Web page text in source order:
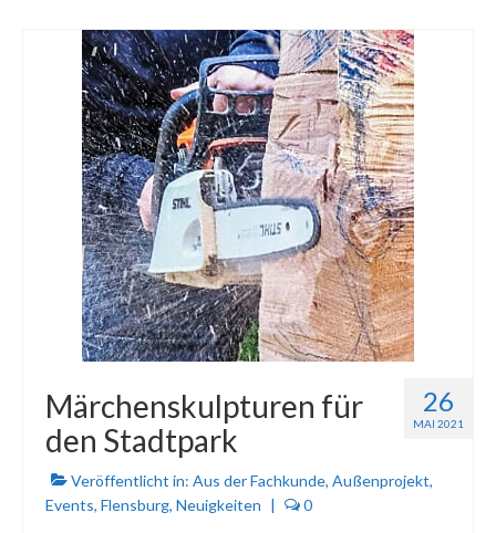
26
MAI 2021
Märchenskulpturen für
den Stadtpark
Veröffentlicht in: Aus der Fachkunde, Außenprojekt,
Events, Flensburg, Neuigkeiten | 0